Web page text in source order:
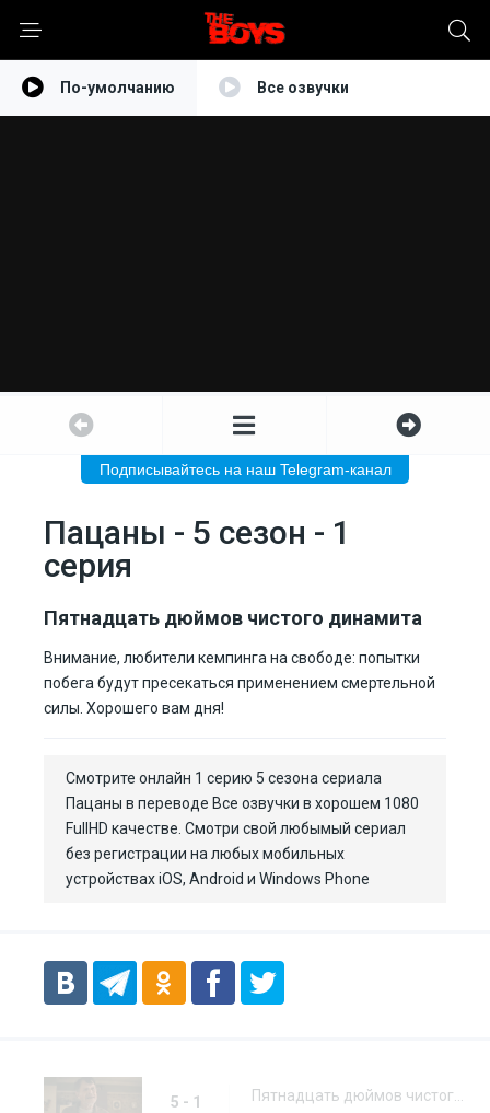
По-умолчанию Все озвучки
Подписывайтесь на наш Telegram-канал
Пацаны - 5 сезон - 1
серия
Пятнадцать дюймов чистого динамита
Внимание, любители кемпинга на свободе: попытки
побега будут пресекаться применением смертельной
силы. Хорошего вам дня!
Смотрите онлайн 1 серию 5 сезона сериала
Пацаны в переводе Все озвучки в хорошем 1080
FullHD качестве. Смотри свой любымый сериал
без регистрации на любых мобильных
устройствах iOS, Android и Windows Phone
5 - 1